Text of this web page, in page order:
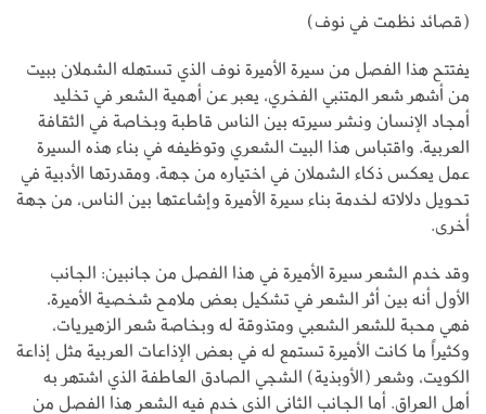
(قصائد نظمت في نوف)
يفتتح هذا الفصل من سيرة الأميرة نوف الذي تستهله الشملان ببيت
من أشهر شعر المتنبي الفخري، يعبر عن أهمية الشعر في تخليد
أمجاد الإنسان ونشر سيرته بين الناس قاطبة وبخاصة في الثقافة
العربية. واقتباس هذا البيت الشعري وتوظيفه في بناء هذه السيرة
عمل يعكس ذكاء الشملان في اختياره من جهة، ومقدرتها الأدبية في
تحويل دلالاته لخدمة بناء سيرة الأميرة وإشاعتها بين الناس، من جهة
أخرى.
وقد خدم الشعر سيرة الأميرة في هذا الفصل من جانبين: الجانب
الأول أنه بين أثر الشعر في تشكيل بعض ملامح شخصية الأميرة،
فهي محبة للشعر الشعبي ومتذوقة له وبخاصة شعر الزهيريات،
وكثيراً ما كانت الأميرة تستمع له في بعض الإذاعات العربية مثل إذاعة
الكويت، وشعر (الأوبذية) الشجي الصادق العاطفة الذي اشتهر به
أهل العراق. أما الجانب الثاني الذي خدم فيه الشعر هذا الفصل من